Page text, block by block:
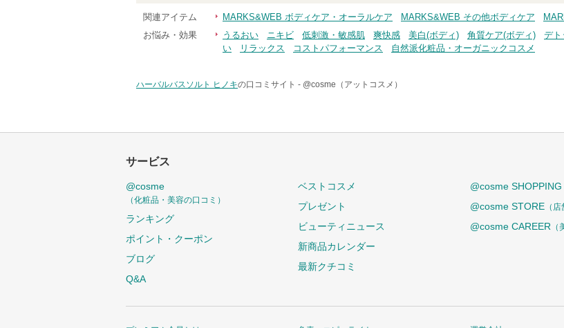
関連アイテム MARKS&WEB ボディケア・オーラルケア MARKS&WEB その他ボディケア
お悩み・効果
うるおい ニキビ 低刺激・敏感肌 爽快感 美白(ボディ) 角質ケア(ボディ) デト
い
リラックス コストパフォーマンス 自然派化粧品・オーガニックコスメ
ハーバルバスソルト ヒノキの口コミサイト - @cosme（アットコスメ）
サービス
@cosme
（化粧品・美容の口コミ）
ランキング
ポイント・クーポン
ブログ
Q&A
ベストコスメ
プレゼント
ビューティニュース
新商品カレンダー
最新クチコミ
@cosme SHOPPING
@cosme STORE （店
@cosme CAREER